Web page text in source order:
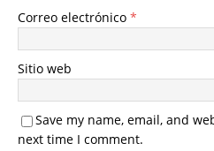
Correo electrónico *
Sitio web
Save my name, email, and
next time I comment.